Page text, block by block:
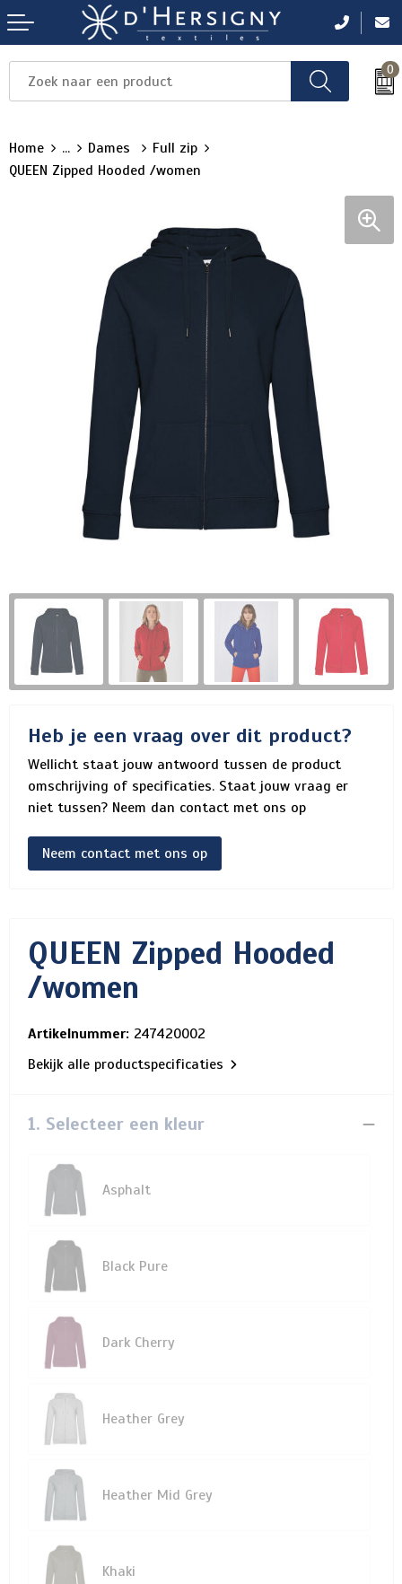
0
Home ... Dames
Full zip
QUEEN Zipped Hooded /women
Heb je een vraag over dit product?
Wellicht staat jouw antwoord tussen de product
omschrijving of specificaties. Staat jouw vraag er
niet tussen? Neem dan contact met ons op
Neem contact met ons op
QUEEN Zipped Hooded
/women
Artikelnummer: 247420002
Bekijk alle productspecificaties
1. Selecteer een kleur
Asphalt
Black Pure
Dark Cherry
Heather Grey
Heather Mid Grey
Khaki